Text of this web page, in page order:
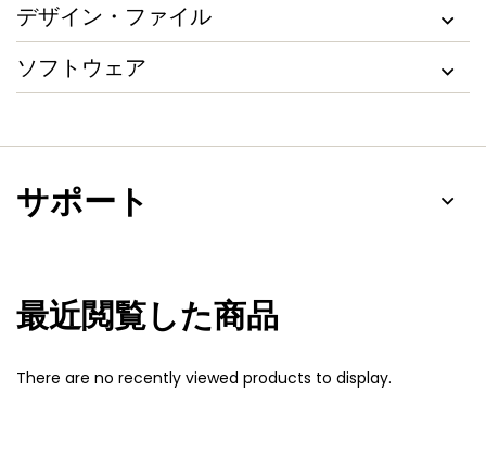
デザイン・ファイル
ソフトウェア
サポート
最近閲覧した商品
There are no recently viewed products to display.